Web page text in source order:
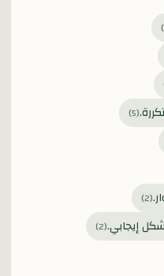
)
(
5
)
(
2
)
إيجابي.(
2
)